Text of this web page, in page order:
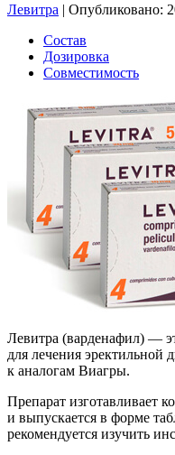
Левитра | Опубликовано:
Состав
Дозировка
Совместимость
Левитра (варденафил) —
для лечения
к аналогам Виагры.
Препарат изготавливает
и выпускается в форме
рекомендуется изучить